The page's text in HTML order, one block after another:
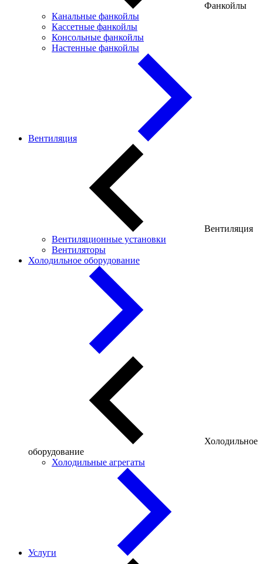
Фанкойлы
Канальные фанкойлы
Кассетные фанкойлы
Консольные фанкойлы
Настенные фанкойлы
Вентиляция
Вентиляция
Вентиляционные установки
Вентиляторы
Холодильное оборудование
Холодильное
оборудование
Холодильные агрегаты
Услуги